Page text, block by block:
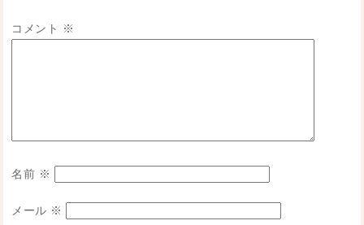
コメント ※
名前 ※
メール ※